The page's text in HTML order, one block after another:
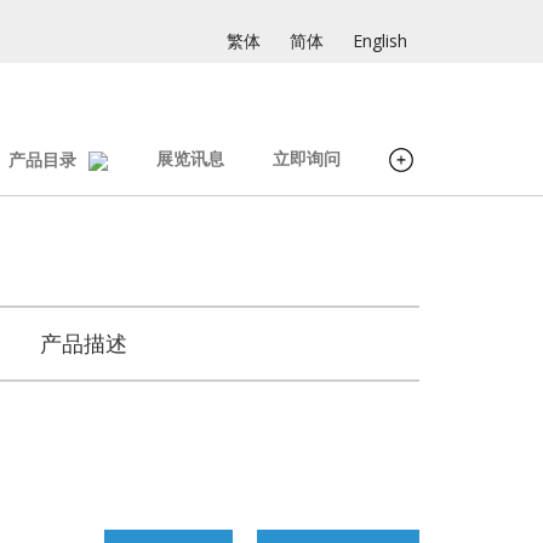
繁体 简体 English
产品目录 展览讯息 立即询问
产品描述